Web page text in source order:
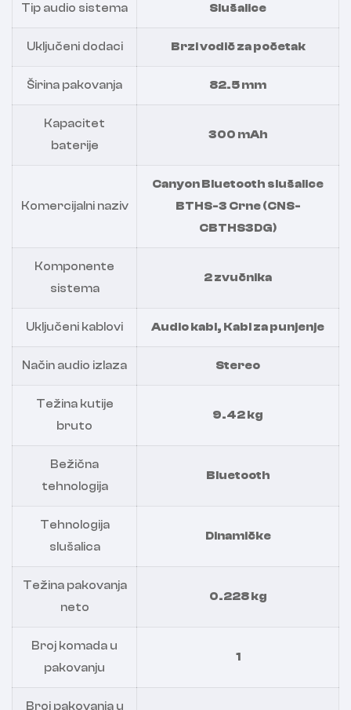
Tip audio sistema Slušalice
Uključeni dodaci Brzi vodič za početak
Širina pakovanja 82.5 mm
Kapacitet
baterije
300 mAh
Komercijalni naziv
Canyon Bluetooth slušalice
BTHS-3 Crne (CNS-
CBTHS3DG)
Komponente
sistema
2 zvučnika
Uključeni kablovi Audio kabl, Kabl za punjenje
Način audio izlaza Stereo
Težina kutije
bruto
9.42 kg
Bežična
tehnologija
Bluetooth
Tehnologija
slušalica
Dinamičke
Težina pakovanja
neto
0.228 kg
Broj komada u
pakovanju
1
Broj pakovanja u